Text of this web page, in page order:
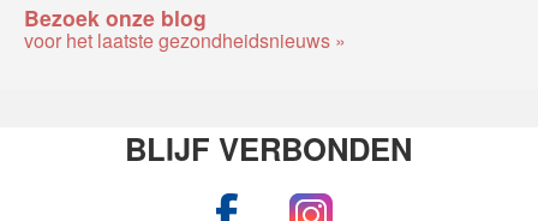
Bezoek onze blog
voor het laatste gezondheidsnieuws »
BLIJF VERBONDEN